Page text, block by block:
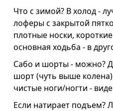
Что с зимой? В холод -
лоферы с закрытой
плотные носки,
основная ходьба - в
Сабо и шорты - можно?
шорт (чуть выше
чистые ноги/ногти -
Если натирает подъем?